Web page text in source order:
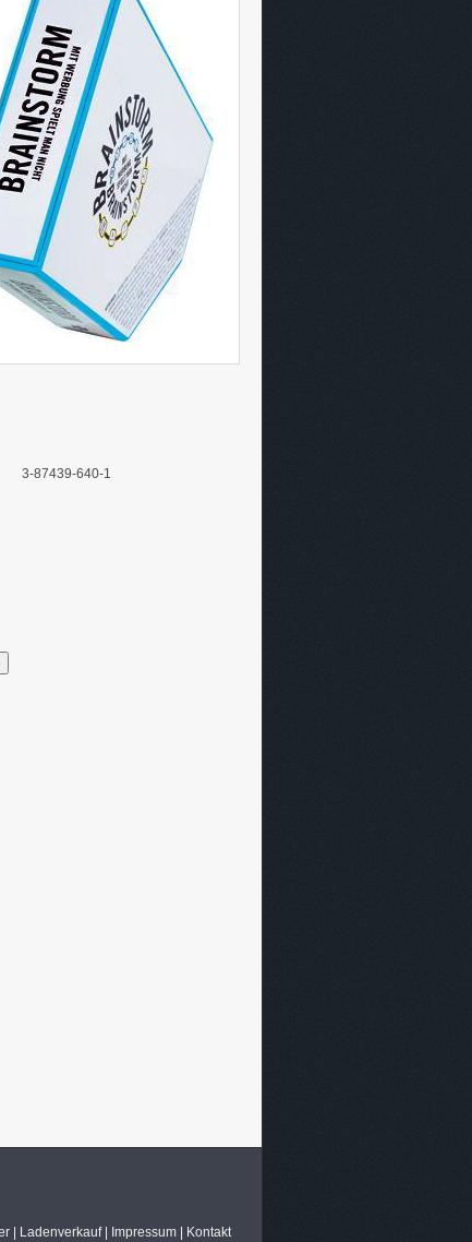
3-87439-640-1
| Ladenverkauf| Impressum| Kontakt